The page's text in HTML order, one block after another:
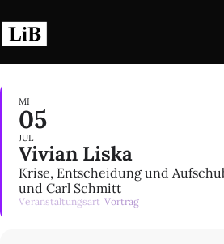
Inhalt
springen
MI
05
JUL
Vivian Liska
Krise, Entscheidung und
und Carl Schmitt
Veranstaltungsart Vortrag